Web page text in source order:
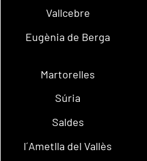
Vallcebre
Eugènia de Berga
Martorelles
Súria
Saldes
l´Ametlla del Vallès